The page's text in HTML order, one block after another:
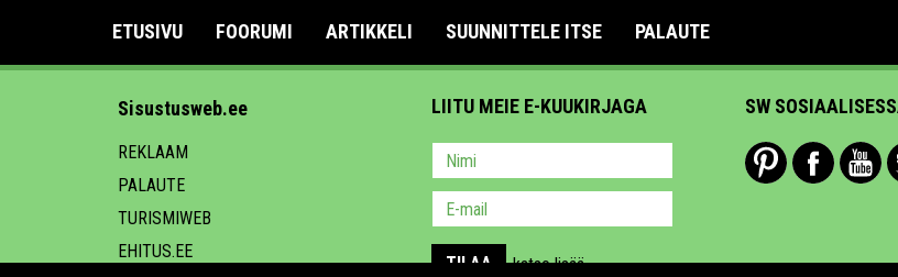
ETUSIVU FOORUMI ARTIKKELI SUUNNITTELE ITSE PALAUTE
Sisustusweb.ee
REKLAAM
PALAUTE
TURISMIWEB
EHITUS.EE
LIITU MEIE E-KUUKIRJAGA
TILAA katso lisää
SW